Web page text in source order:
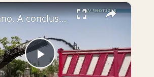
×
Play
Adrano. A conclusione dei lavori di ammodernamento di un tratto della rete fognaria in via Della Reg